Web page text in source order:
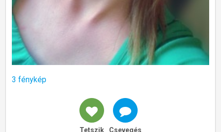
3 fénykép
Tetszik Csevegés